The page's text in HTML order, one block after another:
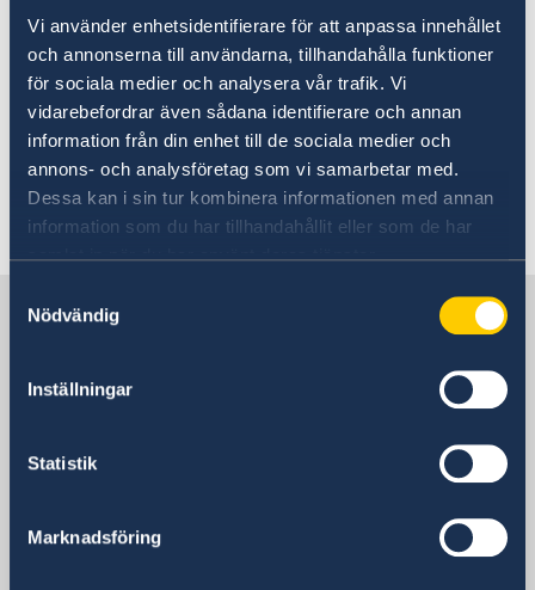
Vi använder enhetsidentifierare för att anpassa innehållet
och annonserna till användarna, tillhandahålla funktioner
för sociala medier och analysera vår trafik. Vi
vidarebefordrar även sådana identifierare och annan
information från din enhet till de sociala medier och
annons- och analysföretag som vi samarbetar med.
Dessa kan i sin tur kombinera informationen med annan
information som du har tillhandahållit eller som de har
samlat in när du har använt deras tjänster.
Nödvändig
Inställningar
Statistik
Marknadsföring
Ghana
Going to Sweden?
Passport Check
Visiting Sweden
Apply for a visa
Visit for longer than 90 days
Moving to someone in Sweden
Working in Sweden
Studying in Sweden
Bring a pet to Sweden
Bring a pet to Sweden
Please read the information on
The Swedish Agency for Agriculture's web page.
Sweden in Ghana
Sweden's mission
Nigeria, Abuja
Swedish consulates